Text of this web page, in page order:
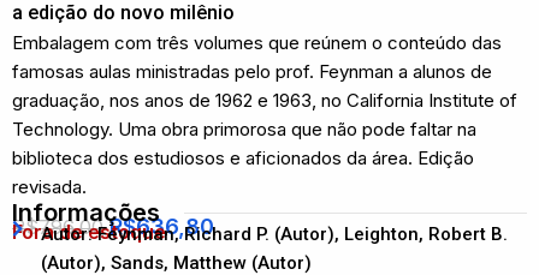
a edição do novo milênio
Embalagem com três volumes que reúnem o conteúdo das
famosas aulas ministradas pelo prof. Feynman a alunos de
graduação, nos anos de 1962 e 1963, no California Institute of
Technology. Uma obra primorosa que não pode faltar na
biblioteca dos estudiosos e aficionados da área. Edição
revisada.
R$796,00 R$636,80
Fora de estoque
Informações
Autor: Feynman, Richard P. (Autor), Leighton, Robert B.
(Autor), Sands, Matthew (Autor)